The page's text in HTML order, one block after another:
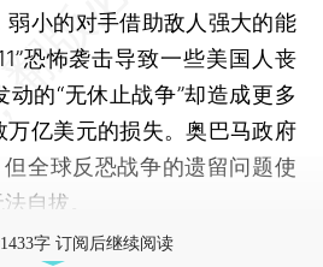
弱小的对手借助敌人强大的能
恐怖袭击导致一些美国人丧
的“无休止战争”却造成更多
万亿美元的损失。奥巴马政府
但全球反恐战争的遗留问题使
自拔。
字 订阅后继续阅读